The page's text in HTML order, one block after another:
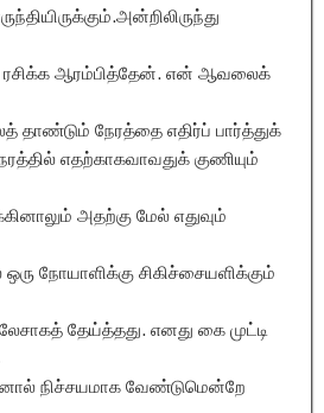
ரசிக்க ஆரம்பித்தேன். என் ஆவலைக்
நேரத்தை எதிர்ப் பார்த்துக்
எதற்காகவாவதுக் குணியும்
அதற்கு மேல் எதுவும்
நோயாளிக்கு சிகிச்சையளிக்கும்
தேய்த்தது. எனது கை முட்டி
நிச்சயமாக வேண்டுமென்றே